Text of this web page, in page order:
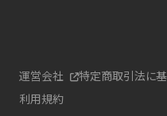
運営会社 特定商取引法に
利用規約